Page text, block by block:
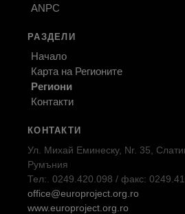
ANPC
РАЗДЕЛИ
Начало
Карта на Регионите
Региони
Контакти
КОНТАКТИ
Ул. Михай Еминеску, Nr. 35,
Румъния
Тел:. 0249.420.098 / факс:
office@europroject.org.ro
www.europroject.org.ro